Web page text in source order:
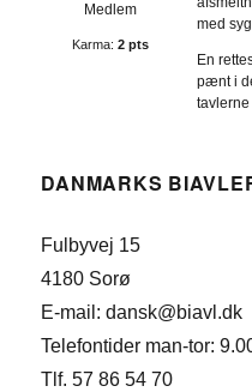
Medlem
Karma: 2 pts
med
En
pænt i
DANMARKS
Fulbyvej 15
4180 Sorø
E-mail: dansk@biavl.dk
Telefontider man-tor:
Tlf. 57 86 54 70